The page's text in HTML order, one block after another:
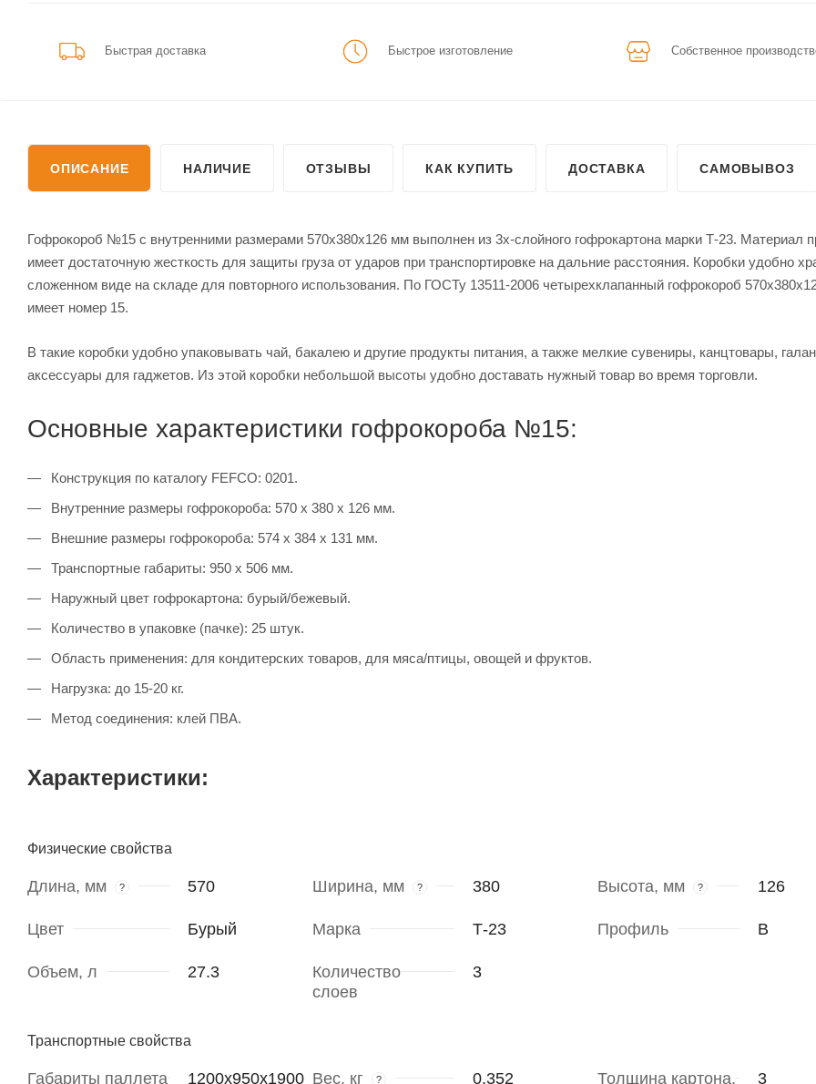
Быстрая доставка Быстрое изготовление Собственное
ОПИСАНИЕ НАЛИЧИЕ ОТЗЫВЫ КАК КУПИТЬ ДОСТАВКА САМОВЫВОЗ
Гофрокороб №15 с внутренними размерами 570х380х126 мм выполнен из 3х-слойного гофрокартона марки Т-23. Материал
имеет достаточную жесткость для защиты груза от ударов при транспортировке на дальние расстояния. Коробки удобно
сложенном виде на складе для повторного использования. По ГОСТу 13511-2006 четырехклапанный гофрокороб
имеет номер 15.
В такие коробки удобно упаковывать чай, бакалею и другие продукты питания, а также мелкие сувениры, канцтовары,
аксессуары для гаджетов. Из этой коробки небольшой высоты удобно доставать нужный товар во время торговли.
Основные характеристики гофрокороба №15:
Конструкция по каталогу FEFCO: 0201.
Внутренние размеры гофрокороба: 570 х 380 х 126 мм.
Внешние размеры гофрокороба: 574 х 384 х 131 мм.
Транспортные габариты: 950 х 506 мм.
Наружный цвет гофрокартона: бурый/бежевый.
Количество в упаковке (пачке): 25 штук.
Область применения: для кондитерских товаров, для мяса/птицы, овощей и фруктов.
Нагрузка: до 15-20 кг.
Метод соединения: клей ПВА.
Характеристики:
Физические свойства
Длина, мм ? 570 Ширина, мм ? 380 Высота, мм ? 126
Цвет Бурый Марка Т-23 Профиль В
Объем, л 27.3
Количество
слоев
3
Транспортные свойства
Габариты паллета
1200х950х1900 Вес, кг ? 0.352
Толщина картона,
3